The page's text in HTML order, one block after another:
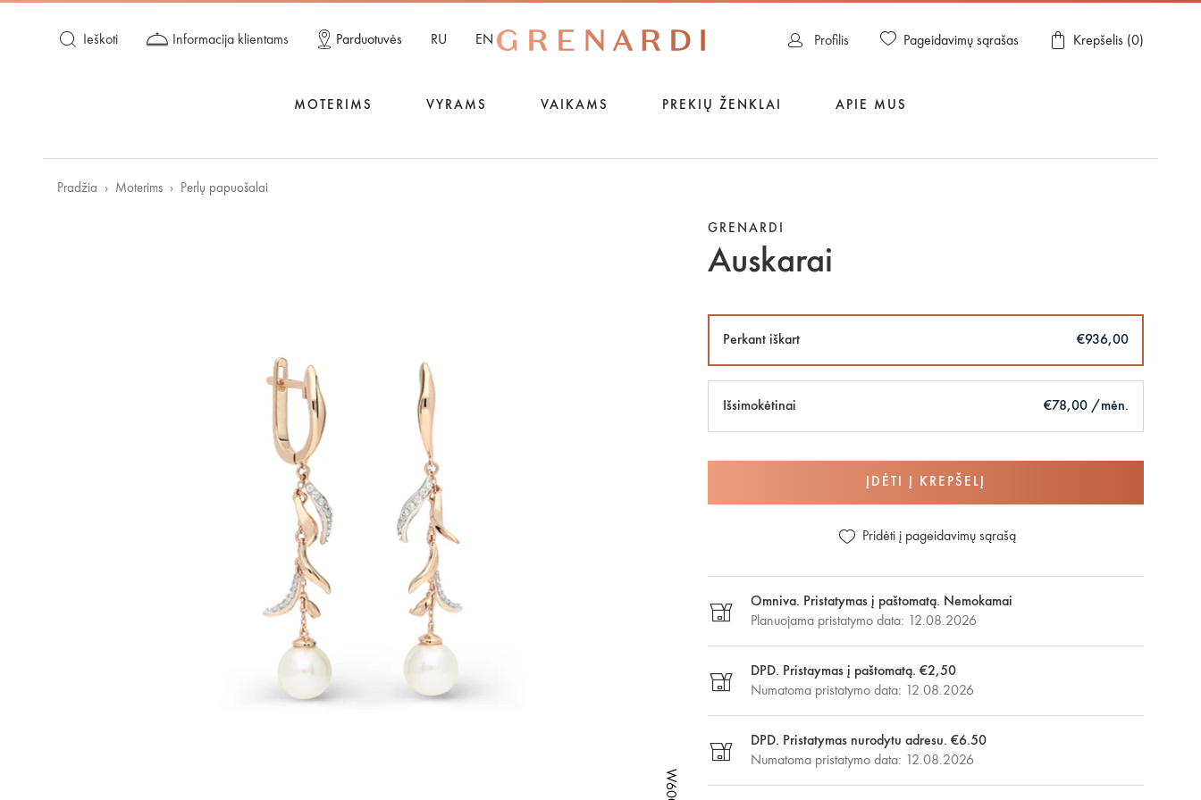
Profilis Pageidavimų sąrašas Krepšelis (0)
Ieškoti Informacija klientams Parduotuvės RU EN
MOTERIMS VYRAMS VAIKAMS PREKIŲ ŽENKLAI APIE MUS
Pradžia Moterims Perlų papuošalai
GRENARDI
Auskarai
Perkant iškart €936,00
Išsimokėtinai €78,00 /mėn.
ĮDĖTI Į KREPŠELĮ
Pridėti į pageidavimų sąrašą
Omniva. Pristatymas į paštomatą. Nemokamai
Planuojama pristatymo data: 12.08.2026
DPD. Pristaymas į paštomatą. €2,50
Numatoma pristatymo data: 12.08.2026
DPD. Pristatymas nurodytu adresu. €6.50
Numatoma pristatymo data: 12.08.2026